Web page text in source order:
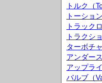
トルク（
トーショ
トラック
トラクシ
ターボチ
アンダー
アップラ
バルブ（